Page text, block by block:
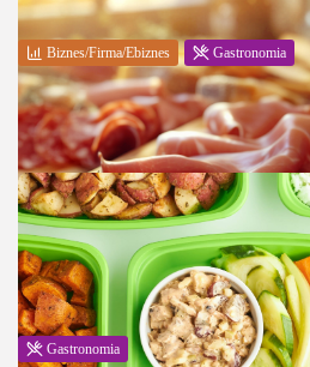
Biznes/Firma/Ebiznes Gastronomia
Profesjonaly catering
adres
Każdy człowiek powinien dobrze jeść.
smaczny oraz w pełni wartościowy, bo
pracy. Dobrym rozwiązaniem dla wielu
PUBLIKACJA: REDAKCJA 27
Gastronomia